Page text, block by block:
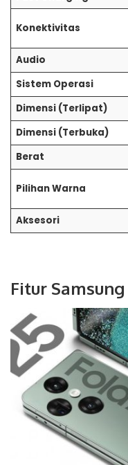
Konektivitas
Audio
Sistem Operasi
Dimensi (Terlipat)
Dimensi (Terbuka)
Berat
Pilihan Warna
Aksesori
Fitur